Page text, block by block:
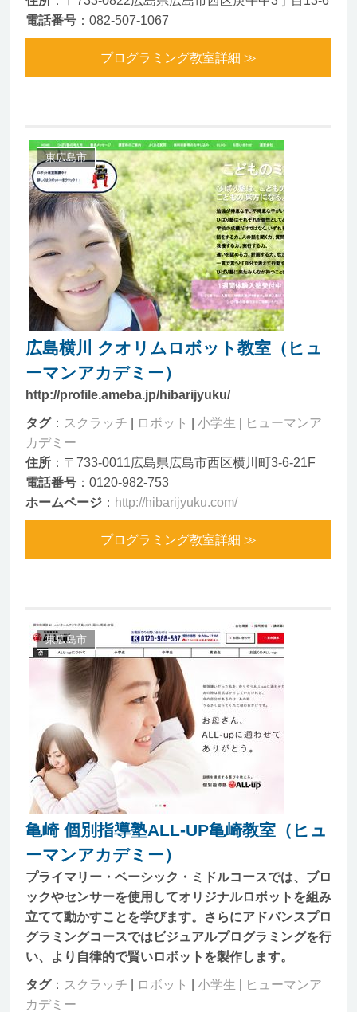
電話番号 ：082-507-1067
プログラミング教室詳細 ≫
東広島市
広島横川 クオリムロボット教室（ヒュ
ーマンアカデミー）
http://profile.ameba.jp/hibarijyuku/
タグ： スクラッチ ロボット 小学生
ヒューマンア
カデミー
住所 ：〒733-0011広島県広島市西区横川町3-6-21F
電話番号 ：0120-982-753
ホームページ ： http://hibarijyuku.com/
プログラミング教室詳細 ≫
東広島市
亀崎 個別指導塾ALL-UP亀崎教室（ヒュ
ーマンアカデミー）
プライマリー・ベーシック・ミドルコースでは、ブロ
ックやセンサーを使用してオリジナルロボットを組み
立てて動かすことを学びます。さらにアドバンスプロ
グラミングコースではビジュアルプログラミングを行
い、より自律的で賢いロボットを製作します。
タグ： スクラッチ ロボット 小学生
ヒューマンア
カデミー